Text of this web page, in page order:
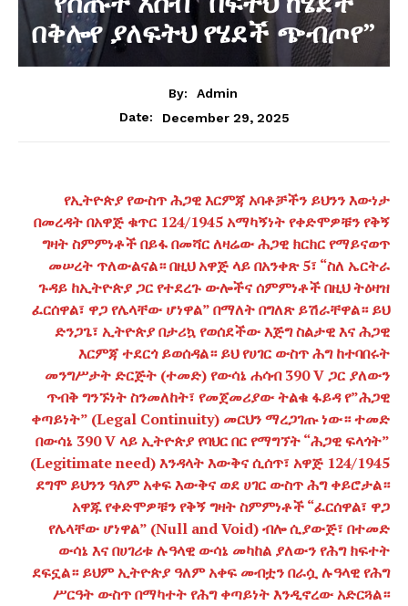
በቅሎየ ያለፍትህ የሄደች ጭብጦየ”
By:
Admin
Date:
December 29, 2025
የኢትዮጵያ የውስጥ ሕጋዊ እርምጃ አባቶቻችን ይህንን እውነታ
በመረዳት በአዋጅ ቁጥር 124/1945 አማካኝነት የቀድሞዎቹን የቅኝ
ግዛት ስምምነቶች በይፋ በመሻር ለዛሬው ሕጋዊ ክርክር የማይናወጥ
መሠረት ጥለውልናል። በዚህ አዋጅ ላይ በአንቀጽ 5፣ “ስለ ኤርትራ
ጉዳይ ከኢትዮጵያ ጋር የተደረጉ ውሎችና ሰምምነቶች በዚህ ትዕዛዝ
ፈርሰዋል፣ ዋጋ የሌላቸው ሆነዋል” በማለት በግለጽ ይሽራቸዋል። ይህ
ድንጋጌ፣ ኢትዮጵያ በታሪኳ የወሰደችው እጅግ ስልታዊ እና ሕጋዊ
እርምጃ ተደርጎ ይወሰዳል። ይህ የሀገር ውስጥ ሕግ ከተባበሩት
መንግሥታት ድርጅት (ተመድ) የውሳኔ ሐሳብ 390 V ጋር ያለውን
ጥብቅ ግንኙነት ስንመለከት፣ የመጀመሪያው ትልቁ ፋይዳ የ”ሕጋዊ
ቀጣይነት” (Legal Continuity) መርህን ማረጋገጡ ነው። ተመድ
በውሳኔ 390 V ላይ ኢትዮጵያ የባህር በር የማግኘት “ሕጋዊ ፍላጎት”
(Legitimate need) እንዳላት እውቅና ሲሰጥ፣ አዋጅ 124/1945
ደግሞ ይህንን ዓለም አቀፍ እውቅና ወደ ሀገር ውስጥ ሕግ ቀይሮታል።
አዋጁ የቀድሞዎቹን የቅኝ ግዛት ስምምነቶች “ፈርሰዋል፣ ዋጋ
የሌላቸው ሆነዋል” (Null and Void) ብሎ ሲያውጅ፣ በተመድ
ውሳኔ እና በሀገሪቱ ሉዓላዊ ውሳኔ መካከል ያለውን የሕግ ክፍተት
ደፍኗል። ይህም ኢትዮጵያ ዓለም አቀፍ መብቷን በራሷ ሉዓላዊ የሕግ
ሥርዓት ውስጥ በማካተት የሕግ ቀጣይነት እንዲኖረው አድርጓል።